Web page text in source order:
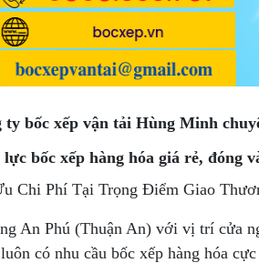
ty bốc xếp vận tải Hùng Minh
lực bốc xếp hàng hóa giá rẻ,
Chi Phí Tại Trọng Điểm Giao
An Phú (Thuận An) với vị trí cửa
có nhu cầu bốc xếp hàng hóa